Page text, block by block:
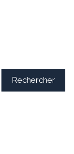
Rechercher